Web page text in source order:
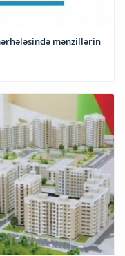
mənzillərin